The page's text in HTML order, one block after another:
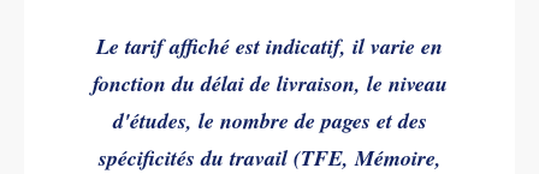
Le tarif affiché est indicatif, il varie en
fonction du délai de livraison, le niveau
d'études, le nombre de pages et des
spécificités du travail (TFE, Mémoire,